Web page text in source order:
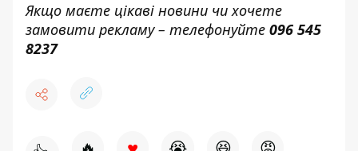
Якщо маєте цікаві новини чи хочете
замовити рекламу – телефонуйте 096 545
8237